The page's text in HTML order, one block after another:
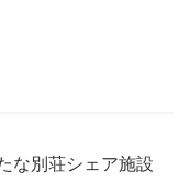
な別荘シェア施設